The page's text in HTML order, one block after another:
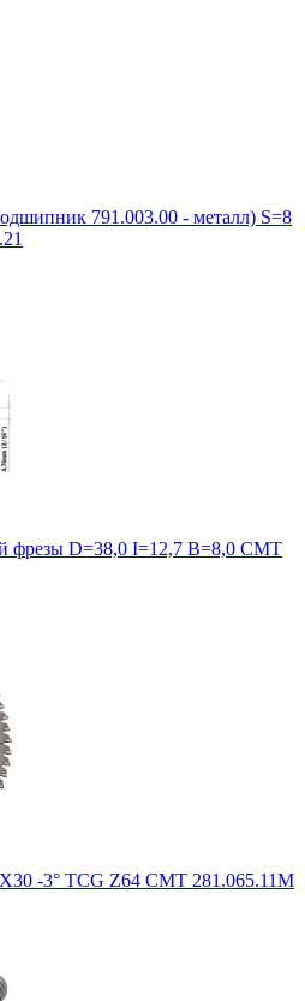
791.003.00 - металл) S=8
фрезы D=38,0 I=12,7 B=8,0 CMT
-3° TCG Z64 CMT 281.065.11M